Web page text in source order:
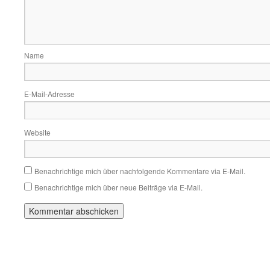
Name
E-Mail-Adresse
Website
Benachrichtige mich über nachfolgende Kommentare via E-Mail.
Benachrichtige mich über neue Beiträge via E-Mail.